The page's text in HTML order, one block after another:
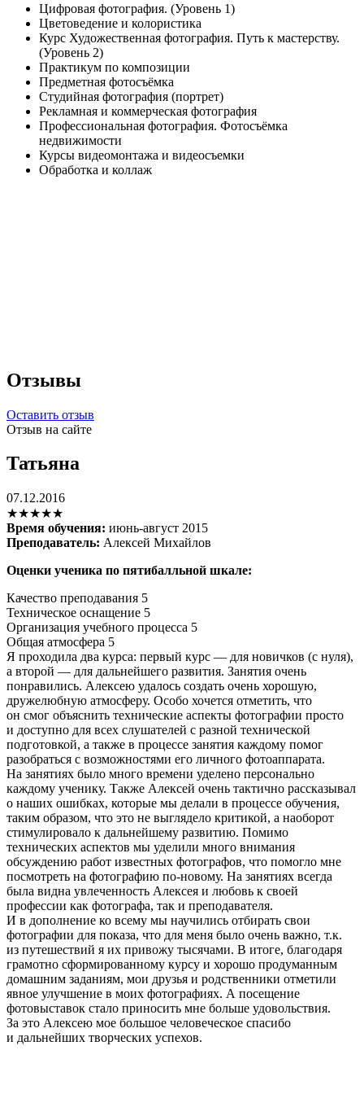
Цифровая фотография. (Уровень 1)
Цветоведение и колористика
Курс Художественная фотография. Путь к мастерству.
(Уровень 2)
Практикум по композиции
Предметная фотосъёмка
Студийная фотография (портрет)
Рекламная и коммерческая фотография
Профессиональная фотография. Фотосъёмка
недвижимости
Курсы видеомонтажа и видеосъемки
Обработка и коллаж
Отзывы
Оставить отзыв
Отзыв на сайте
Татьяна
07.12.2016
★★★★★
Время обучения: июнь-август 2015
Преподаватель: Алексей Михайлов
Оценки ученика по пятибалльной шкале:
Качество преподавания 5
Техническое оснащение 5
Организация учебного процесса 5
Общая атмосфера 5
Я проходила два курса: первый курс — для новичков (с нуля),
а второй — для дальнейшего развития. Занятия очень
понравились. Алексею удалось создать очень хорошую,
дружелюбную атмосферу. Особо хочется отметить, что
он смог объяснить технические аспекты фотографии просто
и доступно для всех слушателей с разной технической
подготовкой, а также в процессе занятия каждому помог
разобраться с возможностями его личного фотоаппарата.
На занятиях было много времени уделено персонально
каждому ученику. Также Алексей очень тактично рассказывал
о наших ошибках, которые мы делали в процессе обучения,
таким образом, что это не выглядело критикой, а наоборот
стимулировало к дальнейшему развитию. Помимо
технических аспектов мы уделили много внимания
обсуждению работ известных фотографов, что помогло мне
посмотреть на фотографию по-новому. На занятиях всегда
была видна увлеченность Алексея и любовь к своей
профессии как фотографа, так и преподавателя.
И в дополнение ко всему мы научились отбирать свои
фотографии для показа, что для меня было очень важно, т.к.
из путешествий я их привожу тысячами. В итоге, благодаря
грамотно сформированному курсу и хорошо продуманным
домашним заданиям, мои друзья и родственники отметили
явное улучшение в моих фотографиях. А посещение
фотовыставок стало приносить мне больше удовольствия.
За это Алексею мое большое человеческое спасибо
и дальнейших творческих успехов.